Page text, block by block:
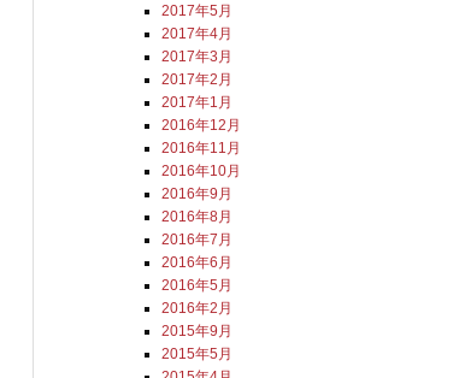
2017年5月
2017年4月
2017年3月
2017年2月
2017年1月
2016年12月
2016年11月
2016年10月
2016年9月
2016年8月
2016年7月
2016年6月
2016年5月
2016年2月
2015年9月
2015年5月